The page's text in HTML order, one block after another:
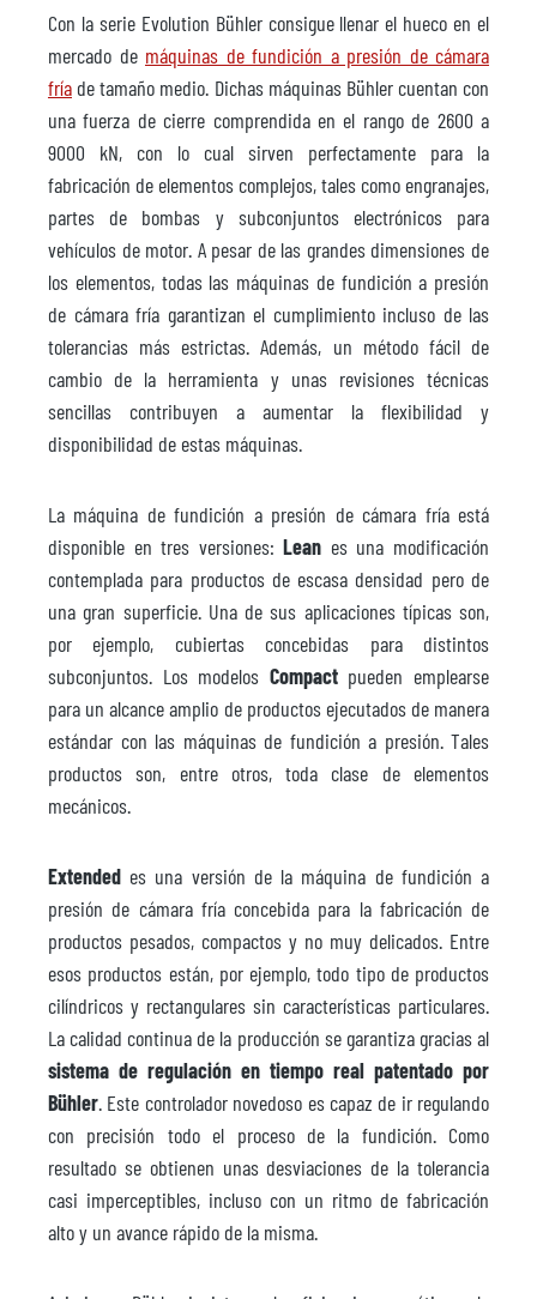
Con la serie Evolution Bühler consigue llenar el hueco en el
mercado de máquinas de fundición a presión de cámara
fría de tamaño medio. Dichas máquinas Bühler cuentan con
una fuerza de cierre comprendida en el rango de 2600 a
9000 kN, con lo cual sirven perfectamente para la
fabricación de elementos complejos, tales como engranajes,
partes de bombas y subconjuntos electrónicos para
vehículos de motor. A pesar de las grandes dimensiones de
los elementos, todas las máquinas de fundición a presión
de cámara fría garantizan el cumplimiento incluso de las
tolerancias más estrictas. Además, un método fácil de
cambio de la herramienta y unas revisiones técnicas
sencillas contribuyen a aumentar la flexibilidad y
disponibilidad de estas máquinas.
La máquina de fundición a presión de cámara fría está
disponible en tres versiones:Lean es una modificación
contemplada para productos de escasa densidad pero de
una gran superficie. Una de sus aplicaciones típicas son,
por ejemplo, cubiertas concebidas para distintos
subconjuntos. Los modelos Compactpueden emplearse
para un alcance amplio de productos ejecutados de manera
estándar con las máquinas de fundición a presión. Tales
productos son, entre otros, toda clase de elementos
mecánicos.
Extended es una versión de la máquina de fundición a
presión de cámara fría concebida para la fabricación de
productos pesados, compactos y no muy delicados. Entre
esos productos están, por ejemplo, todo tipo de productos
cilíndricos y rectangulares sin características particulares.
La calidad continua de la producción se garantiza gracias al
sistema de regulación en tiempo real patentado por
Bühler. Este controlador novedoso es capaz de ir regulando
con precisión todo el proceso de la fundición. Como
resultado se obtienen unas desviaciones de la tolerancia
casi imperceptibles, incluso con un ritmo de fabricación
alto y un avance rápido de la misma.